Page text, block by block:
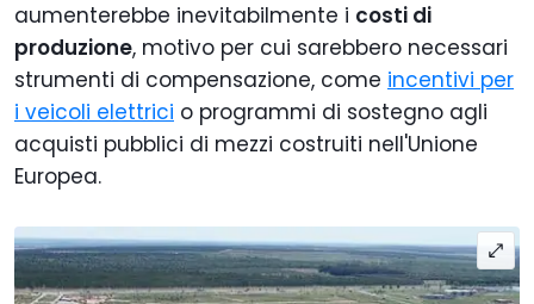
aumenterebbe inevitabilmente i costi di
produzione, motivo per cui sarebbero necessari
strumenti di compensazione, come incentivi per
i veicoli elettrici o programmi di sostegno agli
acquisti pubblici di mezzi costruiti nell'Unione
Europea.